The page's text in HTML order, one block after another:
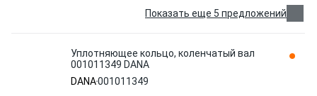
Показать еще 5 предложений
Уплотняющее кольцо, коленчатый вал
001011349 DANA
DANA001011349